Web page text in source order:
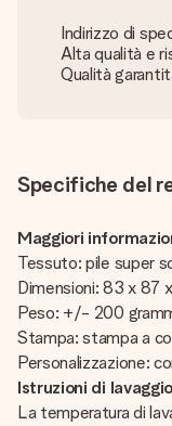
Indirizzo di
Alta qualità e
Qualità
Specifiche del
Maggiori
Tessuto: pile super
Dimensioni: 83 x 87
Peso: +/- 200
Stampa: stampa a
Personalizzazione:
Istruzioni di
La temperatura di